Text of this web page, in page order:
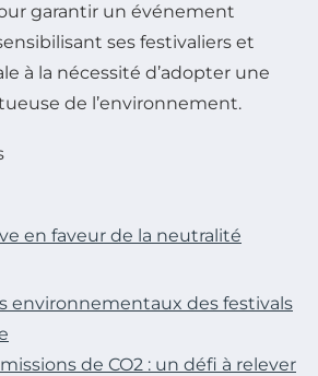
garantir un événement
ses festivaliers et
à la nécessité d’adopter une
de l’environnement.
en faveur de la neutralité
environnementaux des festivals
de CO2 : un défi à relever